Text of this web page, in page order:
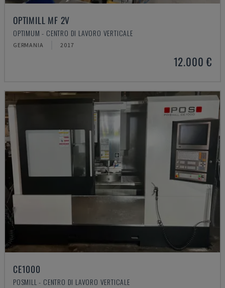
OPTIMILL MF 2V
OPTIMUM - CENTRO DI LAVORO VERTICALE
GERMANIA 2017
12.000 €
CE1000
POSMILL - CENTRO DI LAVORO VERTICALE